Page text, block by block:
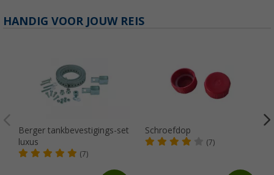
HANDIG VOOR JOUW REIS
Berger tankbevestigings-set
luxus
(7)
Schroefdop
(7)